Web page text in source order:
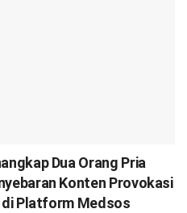
Dua Orang Pria
Konten Provokasi
Platform Medsos